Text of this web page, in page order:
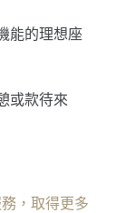
能的理想座
或款待來
，︁取得更多